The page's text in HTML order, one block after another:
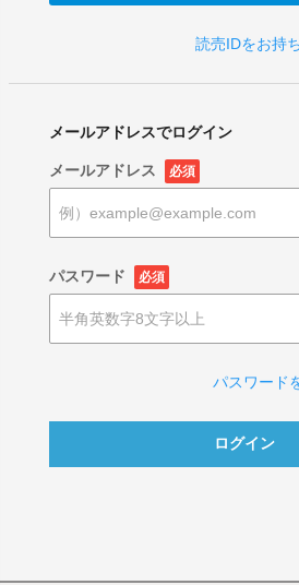
読売IDをお持
メールアドレスでログイン
メールアドレス 必須
パスワード 必須
パスワード
ログイン